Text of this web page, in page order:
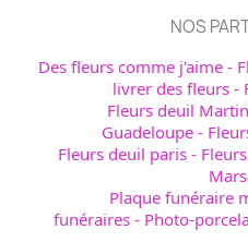
NOS
Des fleurs comme j'aime -
livrer des fleurs -
Fleurs deuil
Guadeloupe -
Fleurs deuil paris -
Plaque funéraire
funéraires - Photo-